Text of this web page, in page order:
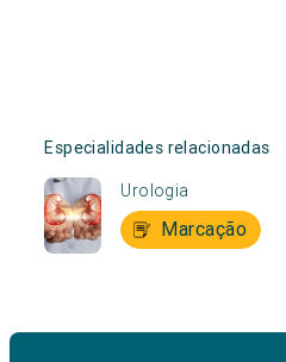
Especialidades relacionadas
Urologia
Marcação